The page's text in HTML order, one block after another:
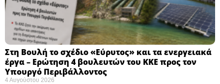
Στη Βουλή το σχέδιο «Εύρυτος» και τα ενεργειακά
έργα – Ερώτηση 4 βουλευτών του ΚΚΕ προς τον
Υπουργό Περιβάλλοντος
4 Αυγούστου 2026